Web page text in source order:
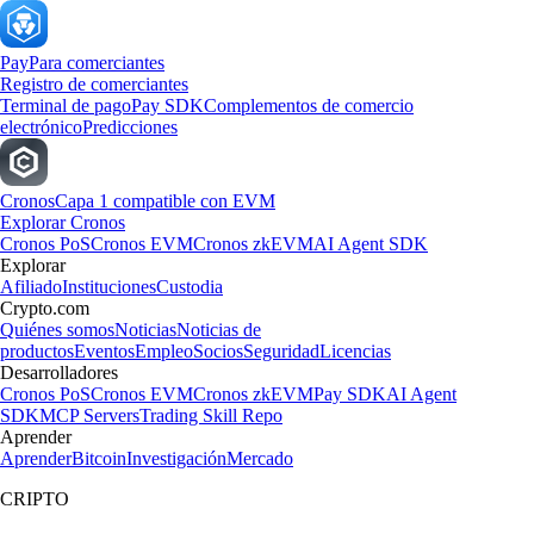
PayPara comerciantes
Registro de comerciantes
Terminal de pagoPay SDKComplementos de comercio
electrónicoPredicciones
CronosCapa 1 compatible con EVM
Explorar Cronos
Cronos PoSCronos EVMCronos zkEVMAI Agent SDK
Explorar
AfiliadoInstitucionesCustodia
Crypto.com
Quiénes somosNoticiasNoticias de
productosEventosEmpleoSociosSeguridadLicencias
Desarrolladores
Cronos PoSCronos EVMCronos zkEVMPay SDKAI Agent
SDKMCP ServersTrading Skill Repo
Aprender
AprenderBitcoinInvestigaciónMercado
CRIPTO